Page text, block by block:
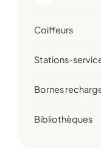
Coiffeurs
Stations-
Bornes
Bibliothèques